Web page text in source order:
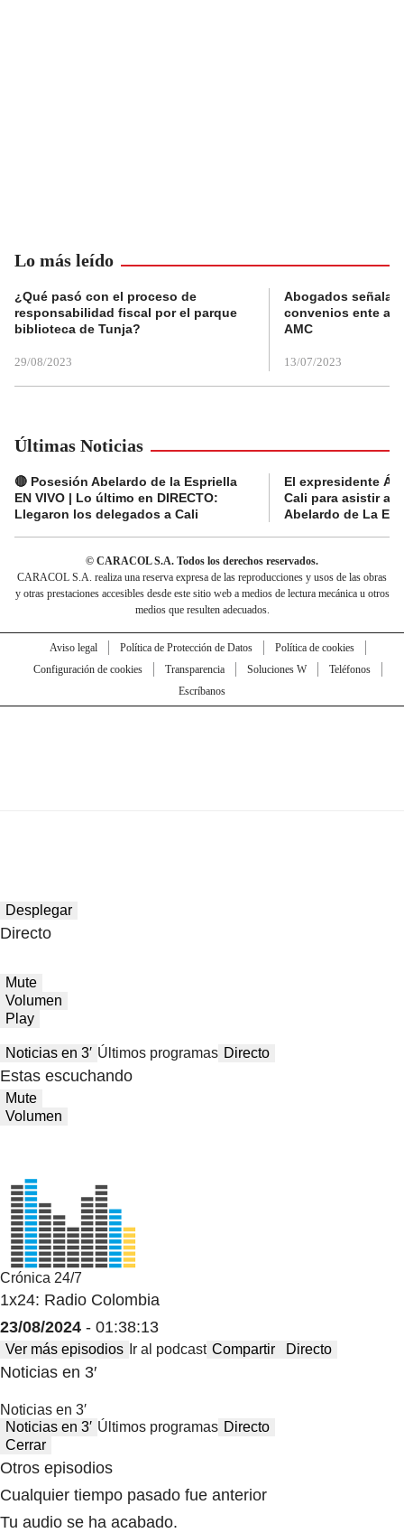
Lo más leído
¿Qué pasó con el proceso de
responsabilidad fiscal por el parque
biblioteca de Tunja?
29/08/2023
Abogados
convenios ente
AMC
13/07/2023
Últimas Noticias
🔴 Posesión Abelardo de la Espriella
EN VIVO | Lo último en DIRECTO:
Llegaron los delegados a Cali
El expresidente
Cali para asistir a
Abelardo de La
© CARACOL S.A. Todos los derechos reservados.
CARACOL S.A. realiza una reserva expresa de las reproducciones y usos de las obras
y otras prestaciones accesibles desde este sitio web a medios de lectura mecánica u otros
medios que resulten adecuados.
Aviso legal Política de Protección de Datos
Política de cookies
Configuración de cookies
Transparencia Soluciones W
Teléfonos
Escríbanos
Desplegar
Directo
Mute
Volumen
Play
Noticias en 3′ Últimos programas Directo
Estas escuchando
Mute
Volumen
Crónica 24/7
1x24: Radio Colombia
23/08/2024 - 01:38:13
Ver más episodios Ir al podcast Compartir Directo
Noticias en 3′
Noticias en 3′
Noticias en 3′ Últimos programas Directo
Cerrar
Otros episodios
Cualquier tiempo pasado fue anterior
Tu audio se ha acabado.